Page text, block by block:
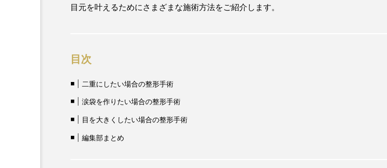
目元を叶えるためにさまざまな施術方法をご紹介します。
目次
二重にしたい場合の整形手術
涙袋を作りたい場合の整形手術
目を大きくしたい場合の整形手術
編集部まとめ